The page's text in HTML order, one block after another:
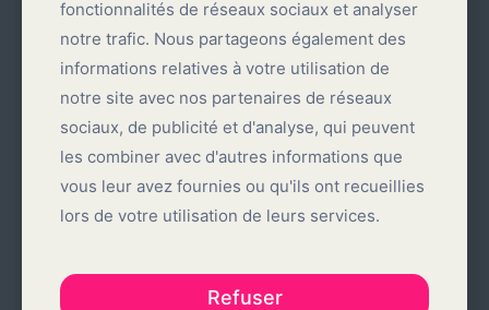
Massothérapie Lavaltrie→ Site web
fonctionnalités de réseaux sociaux et analyser
notre trafic. Nous partageons également des
informations relatives à votre utilisation de
notre site avec nos partenaires de réseaux
sociaux, de publicité et d'analyse, qui peuvent
les combiner avec d'autres informations que
vous leur avez fournies ou qu'ils ont recueillies
lors de votre utilisation de leurs services.
Refuser
fonctionnalités de réseaux sociaux et analyser
notre trafic. Nous partageons également des
informations relatives à votre utilisation de
notre site avec nos partenaires de réseaux
sociaux, de publicité et d'analyse, qui peuvent
les combiner avec d'autres informations que
vous leur avez fournies ou qu'ils ont recueillies
lors de votre utilisation de leurs services.
Refuser